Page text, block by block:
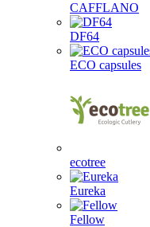
CAFFLANO
DF64
ECO capsules
ecotree
Eureka
Fellow